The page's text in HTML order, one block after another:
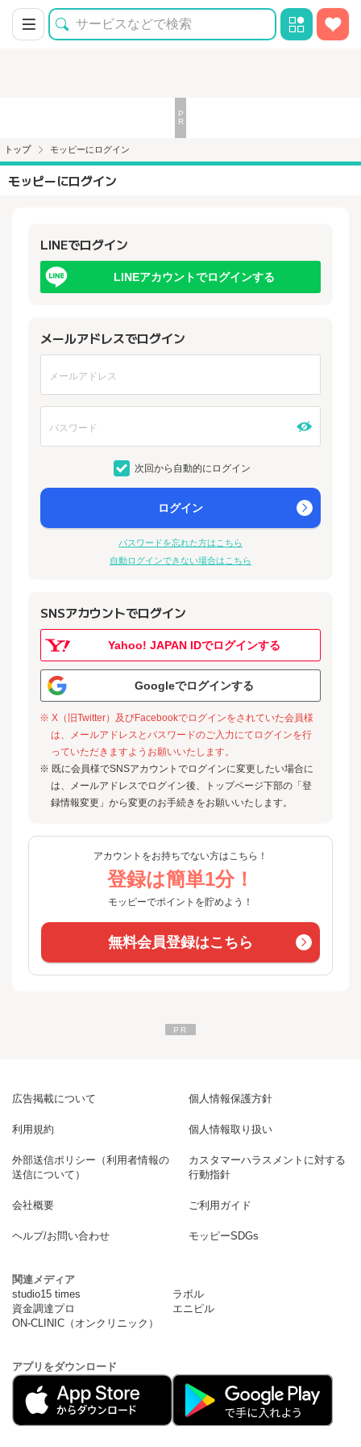
トップ モッピーにログイン
モッピーにログイン
LINEでログイン
LINEアカウントでログインする
メールアドレスでログイン
次回から自動的にログイン
ログイン
パスワードを忘れた方はこちら
自動ログインできない場合はこちら
SNSアカウントでログイン
Yahoo! JAPAN IDでログインする
Googleでログインする
※ X（旧Twitter）及びFacebookでログインをされていた会員様
は、メールアドレスとパスワードのご入力にてログインを行
っていただきますようお願いいたします。
※ 既に会員様でSNSアカウントでログインに変更したい場合に
は、メールアドレスでログイン後、トップページ下部の「登
録情報変更」から変更のお手続きをお願いいたします。
アカウントをお持ちでない方はこちら！
登録は簡単1分！
モッピーでポイントを貯めよう！
無料会員登録はこちら
広告掲載について 個人情報保護方針
利用規約 個人情報取り扱い
外部送信ポリシー（利用者情報の
送信について）
カスタマーハラスメントに対する
行動指針
会社概要 ご利用ガイド
ヘルプ/お問い合わせ モッピーSDGs
関連メディア
studio15 times
ラボル
資金調達プロ
エニピル
ON-CLINIC（オンクリニック）
アプリをダウンロード